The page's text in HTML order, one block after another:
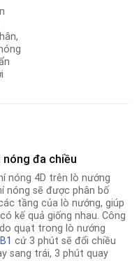
nóng đa chiều
nóng 4D trên lò nướng
nóng sẽ được phân bố
tầng của lò nướng, giúp
kế quả giống nhau. Công
quạt trong lò nướng
cứ 3 phút sẽ đổi chiều
sang trái, 3 phút quay